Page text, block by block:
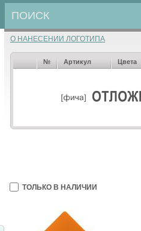
О НАНЕСЕНИИ ЛОГОТИПА
№ Артикул Цвета
ТОЛЬКО В НАЛИЧИИ